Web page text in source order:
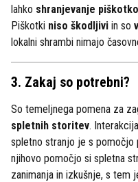
lahko shranjevanje
Piškotki niso škodljivi in so
lokalni shrambi nimajo
3. Zakaj so potrebni?
So temeljnega pomena za
spletnih storitev.
spletno stranjo je s pomočjo
njihovo pomočjo si spletna
zanimanja in izkušnje, s tem